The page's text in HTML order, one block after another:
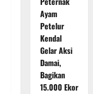
Ayam
Petelur
Kendal
Gelar Aksi
Damai,
Bagikan
15.000 Ekor